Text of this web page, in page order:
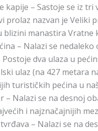
kapije – Sastoje se iz
prolaz nazvan je Veliki
blizini manastira Vratne
– Nalazi se
dva ulaza u
ulaz (na 427 metara
turističkih pećina u
– Nalazi se na desnoj
i najznačajnijih
– Nalazi se na